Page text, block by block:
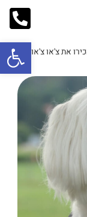
פתח את צ'או צ'או